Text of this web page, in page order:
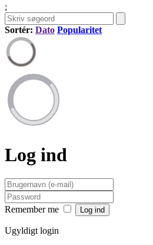
;
Sortér: Dato Popularitet
Log ind
Remember me
Ugyldigt login